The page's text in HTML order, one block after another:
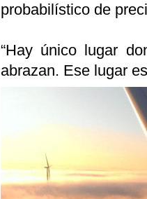
probabilístico de
“Hay único lugar
abrazan. Ese lugar